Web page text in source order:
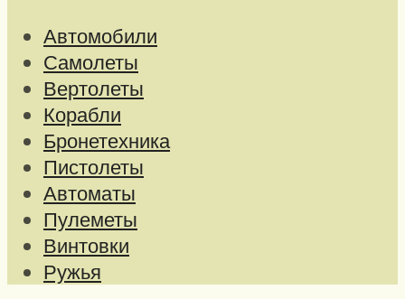
Автомобили
Самолеты
Вертолеты
Корабли
Бронетехника
Пистолеты
Автоматы
Пулеметы
Винтовки
Ружья